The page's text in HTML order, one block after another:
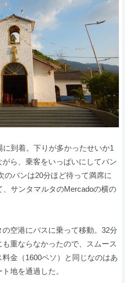
到着。下りが多かったせいか1
ら、乗客をいっぱいにしてバン
のバンは20分ほど待って満席に
、サンタマルタのMercadoの横の
空港にバスに乗って移動。32分
重ならなかったので、スムース
金（1600ペソ）と同じなのはあ
地を通過した。